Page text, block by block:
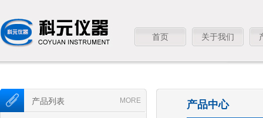
首页 关于我们
MORE
产品列表 产品中心